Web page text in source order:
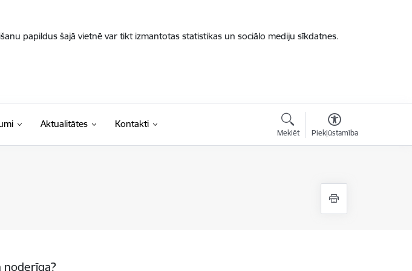
papildus šajā vietnē var tikt izmantotas statistikas un sociālo mediju sīkdatnes.
Aktualitātes Kontakti
Meklēt Piekļūstamība
noderīga?